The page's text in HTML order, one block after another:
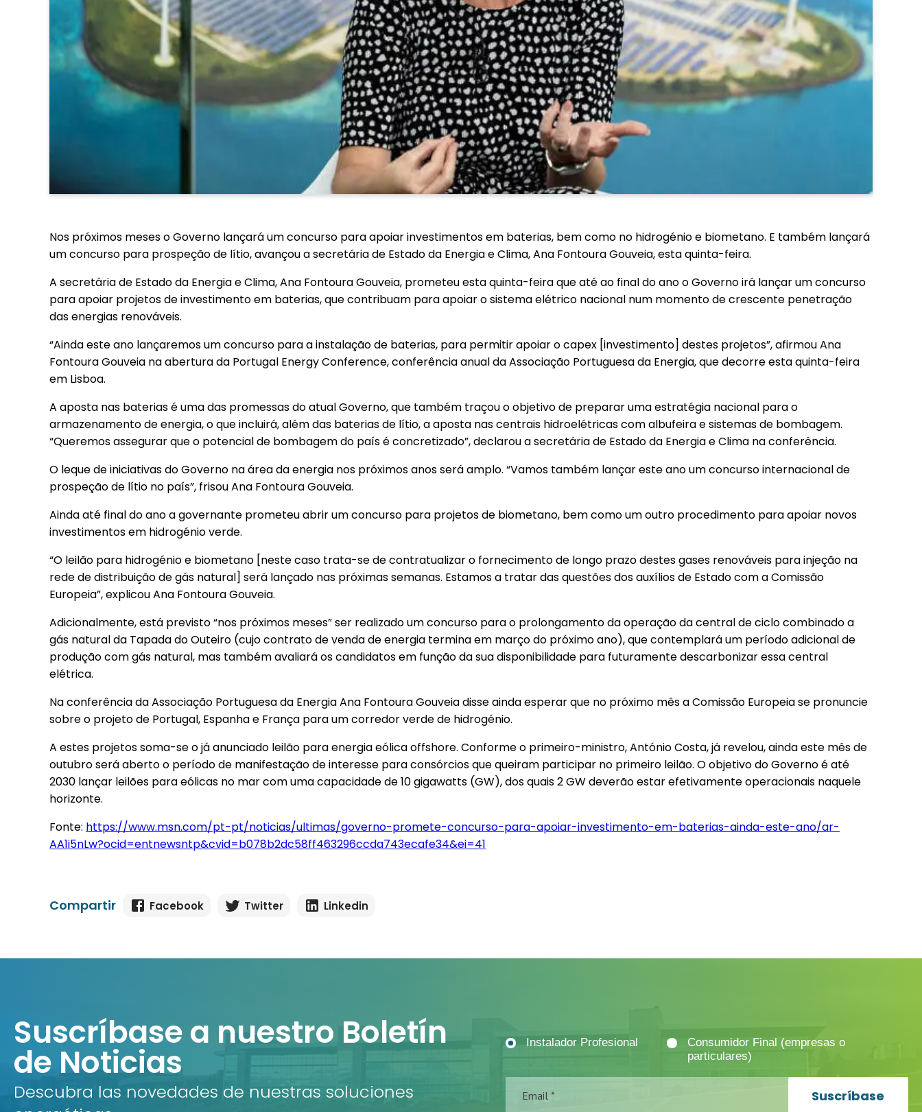
Nos próximos meses o Governo lançará um concurso para apoiar investimentos em baterias, bem como no hidrogénio e biometano. E também lançará
um concurso para prospeção de lítio, avançou a secretária de Estado da Energia e Clima, Ana Fontoura Gouveia, esta quinta-feira.
A secretária de Estado da Energia e Clima, Ana Fontoura Gouveia, prometeu esta quinta-feira que até ao final do ano o Governo irá lançar um concurso
para apoiar projetos de investimento em baterias, que contribuam para apoiar o sistema elétrico nacional num momento de crescente penetração
das energias renováveis.
“Ainda este ano lançaremos um concurso para a instalação de baterias, para permitir apoiar o capex [investimento] destes projetos”, afirmou Ana
Fontoura Gouveia na abertura da Portugal Energy Conference, conferência anual da Associação Portuguesa da Energia, que decorre esta quinta-feira
em Lisboa.
A aposta nas baterias é uma das promessas do atual Governo, que também traçou o objetivo de preparar uma estratégia nacional para o
armazenamento de energia, o que incluirá, além das baterias de lítio, a aposta nas centrais hidroelétricas com albufeira e sistemas de bombagem.
“Queremos assegurar que o potencial de bombagem do país é concretizado”, declarou a secretária de Estado da Energia e Clima na conferência.
O leque de iniciativas do Governo na área da energia nos próximos anos será amplo. “Vamos também lançar este ano um concurso internacional de
prospeção de lítio no país”, frisou Ana Fontoura Gouveia.
Ainda até final do ano a governante prometeu abrir um concurso para projetos de biometano, bem como um outro procedimento para apoiar novos
investimentos em hidrogénio verde.
“O leilão para hidrogénio e biometano [neste caso trata-se de contratualizar o fornecimento de longo prazo destes gases renováveis para injeção na
rede de distribuição de gás natural] será lançado nas próximas semanas. Estamos a tratar das questões dos auxílios de Estado com a Comissão
Europeia”, explicou Ana Fontoura Gouveia.
Adicionalmente, está previsto “nos próximos meses” ser realizado um concurso para o prolongamento da operação da central de ciclo combinado a
gás natural da Tapada do Outeiro (cujo contrato de venda de energia termina em março do próximo ano), que contemplará um período adicional de
produção com gás natural, mas também avaliará os candidatos em função da sua disponibilidade para futuramente descarbonizar essa central
elétrica.
Na conferência da Associação Portuguesa da Energia Ana Fontoura Gouveia disse ainda esperar que no próximo mês a Comissão Europeia se pronuncie
sobre o projeto de Portugal, Espanha e França para um corredor verde de hidrogénio.
A estes projetos soma-se o já anunciado leilão para energia eólica offshore. Conforme o primeiro-ministro, António Costa, já revelou, ainda este mês de
outubro será aberto o período de manifestação de interesse para consórcios que queiram participar no primeiro leilão. O objetivo do Governo é até
2030 lançar leilões para eólicas no mar com uma capacidade de 10 gigawatts (GW), dos quais 2 GW deverão estar efetivamente operacionais naquele
horizonte.
Fonte: https://www.msn.com/pt-pt/noticias/ultimas/governo-promete-concurso-para-apoiar-investimento-em-baterias-ainda-este-ano/ar-
AA1i5nLw?ocid=entnewsntp&cvid=b078b2dc58ff463296ccda743ecafe34&ei=41
Compartir Facebook Twitter Linkedin
Suscríbase a nuestro Boletín
de Noticias
Descubra las novedades de nuestras soluciones
Instalador Profesional
Consumidor Final (empresas o
particulares)
Suscríbase